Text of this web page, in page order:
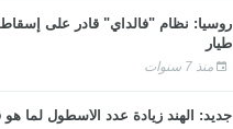
روسيا: نظام "فالداي" قادر على
طيار
منذ 7 سنوات
جديد: الهند زيادة عدد الأسطول لما هو